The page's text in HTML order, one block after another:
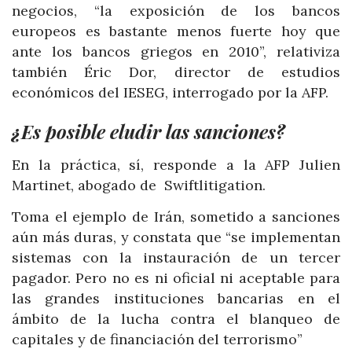
negocios, “la exposición de los bancos
europeos es bastante menos fuerte hoy que
ante los bancos griegos en 2010”, relativiza
también Éric Dor, director de estudios
económicos del IESEG, interrogado por la AFP.
¿Es posible eludir las sanciones?
En la práctica, sí, responde a la AFP Julien
Martinet, abogado de Swiftlitigation.
Toma el ejemplo de Irán, sometido a sanciones
aún más duras, y constata que “se implementan
sistemas con la instauración de un tercer
pagador. Pero no es ni oficial ni aceptable para
las grandes instituciones bancarias en el
ámbito de la lucha contra el blanqueo de
capitales y de financiación del terrorismo”